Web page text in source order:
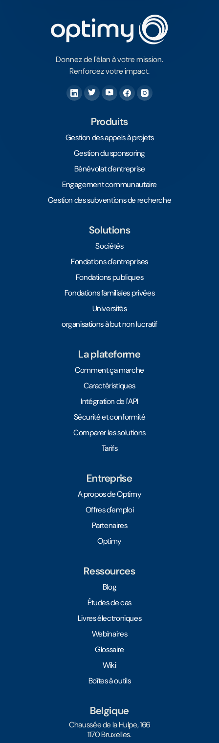
Donnez de l'élan à votre mission.
Renforcez votre impact.
Produits
Gestion des appels à projets
Gestion du sponsoring
Bénévolat d'entreprise
Engagement communautaire
Gestion des subventions de recherche
Solutions
Sociétés
Fondations d'entreprises
Fondations publiques
Fondations familiales privées
Universités
organisations à but non lucratif
La plateforme
Comment ça marche
Caractéristiques
Intégration de l'API
Sécurité et conformité
Comparer les solutions
Tarifs
Entreprise
A propos de Optimy
Offres d'emploi
Partenaires
Optimy
Ressources
Blog
Études de cas
Livres électroniques
Webinaires
Glossaire
Wiki
Boîtes à outils
Belgique
Chaussée de la Hulpe, 166
1170 Bruxelles.